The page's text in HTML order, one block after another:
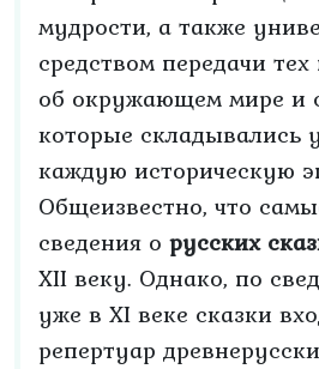
мудрости, а также
средством передачи
об окружающем мире и
которые складывались
каждую историческую
Общеизвестно, что
сведения о русских
XII веку. Однако, по
уже в XI веке сказки
репертуар